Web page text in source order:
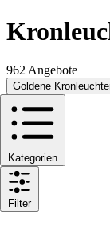
962 Angebote
Goldene
Kategorien
Filter